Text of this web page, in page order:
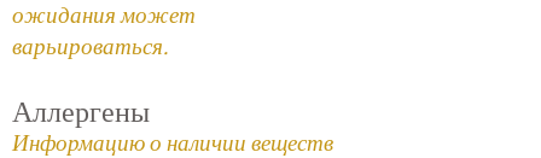
ожидания может
варьироваться.
Аллергены
Информацию о наличии веществ